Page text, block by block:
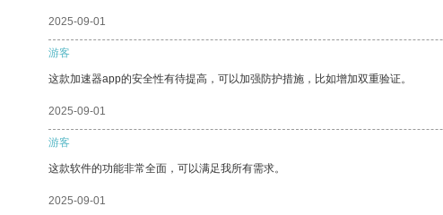
2025-09-01
游客
这款加速器app的安全性有待提高，可以加强防护措施，比如增加双重验证。
2025-09-01
游客
这款软件的功能非常全面，可以满足我所有需求。
2025-09-01